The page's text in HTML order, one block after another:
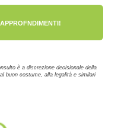
è a discrezione decisionale della
buon costume, alla legalità e similari